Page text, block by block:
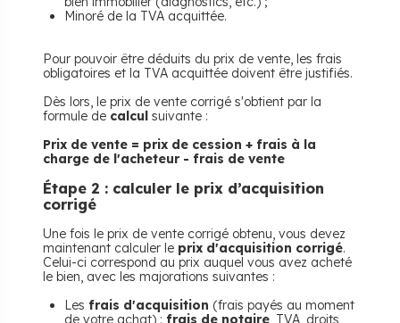
Minoré de la TVA acquittée.
Pour pouvoir être déduits du prix de vente, les frais
obligatoires et la TVA acquittée doivent être justifiés.
Dès lors, le prix de vente corrigé s'obtient par la
formule de calcul suivante :
Prix de vente = prix de cession + frais à la
charge de l'acheteur - frais de vente
​Étape 2 : calculer le prix d’acquisition
corrigé
Une fois le prix de vente corrigé obtenu, vous devez
maintenant calculer le prix d'acquisition corrigé.
Celui-ci correspond au prix auquel vous avez acheté
le bien, avec les majorations suivantes :
Les frais d'acquisition (frais payés au moment
de votre achat) : frais de notaire, TVA, droits